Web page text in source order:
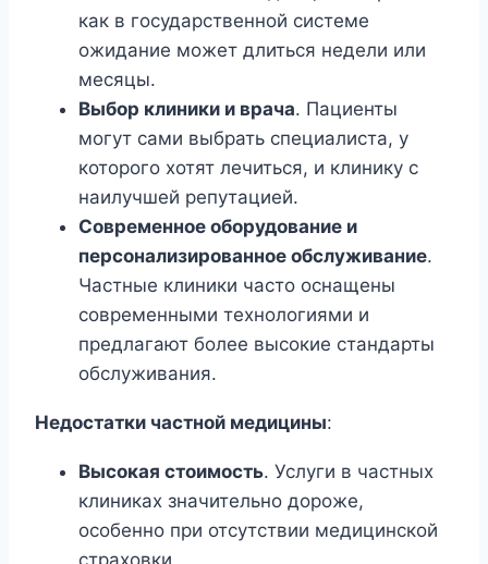
как в государственной системе
ожидание может длиться недели или
месяцы.
Выбор клиники и врача. Пациенты
могут сами выбрать специалиста, у
которого хотят лечиться, и клинику с
наилучшей репутацией.
Современное оборудование и
персонализированное обслуживание.
Частные клиники часто оснащены
современными технологиями и
предлагают более высокие стандарты
обслуживания.
Недостатки частной медицины:
Высокая стоимость. Услуги в частных
клиниках значительно дороже,
особенно при отсутствии медицинской
страховки.